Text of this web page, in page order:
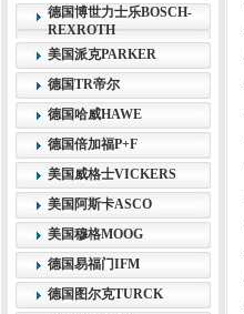
德国博世力士乐BOSCH-
REXROTH
美国派克PARKER
德国TR帝尔
德国哈威HAWE
德国倍加福P+F
美国威格士VICKERS
美国阿斯卡ASCO
美国穆格MOOG
德国易福门IFM
德国图尔克TURCK